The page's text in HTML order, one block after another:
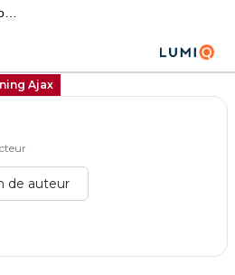
Ajax
de auteur